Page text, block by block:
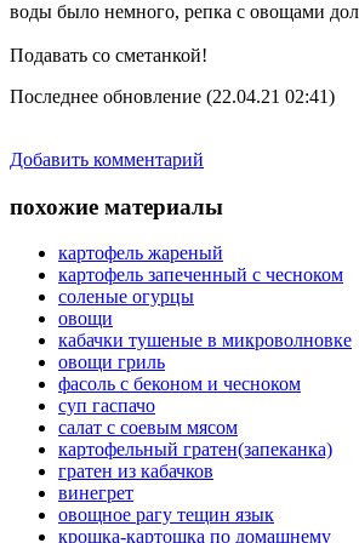
воды было немного, репка с овощами
Подавать со сметанкой!
Последнее обновление (22.04.21 02:41)
Добавить комментарий
похожие материалы
картофель жареный
картофель запеченный с чесноком
соленые огурцы
овощи
кабачки тушеные в микроволновке
овощи гриль
фасоль с беконом и чесноком
суп гаспачо
салат с соевым мясом
картофельный гратен(запеканка)
гратен из кабачков
винегрет
овощное рагу тещин язык
крошка-картошка по домашнему